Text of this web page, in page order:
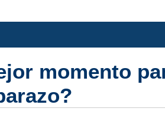
momento